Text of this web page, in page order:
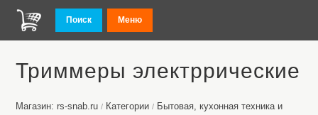
Поиск Меню
Триммеры электррические
Магазин: rs-snab.ru / Категории / Бытовая, кухонная техника и